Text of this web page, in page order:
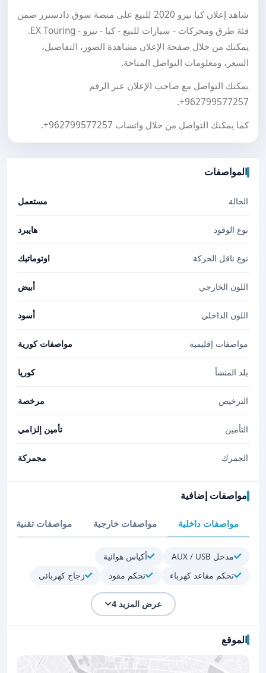
شاهد إعلان كيا نيرو 2020 للبيع على منصة سوق دادسترز ضمن
فئة طرق ومحركات - سيارات للبيع - كيا - نيرو - EX Touring.
يمكنك من خلال صفحة الإعلان مشاهدة الصور، التفاصيل،
السعر، ومعلومات التواصل المتاحة.
يمكنك التواصل مع صاحب الإعلان عبر الرقم
+962799577257
.
كما يمكنك التواصل من خلال واتساب +962799577257
.
المواصفات
الحالة مستعمل
نوع الوقود هايبرد
نوع ناقل الحركة اوتوماتيك
اللون الخارجي أبيض
اللون الداخلي أسود
مواصفات إقليمية مواصفات كورية
بلد المنشأ كوريا
الترخيص مرخصة
التأمين تأمين إلزامي
الجمرك مجمركة
مواصفات إضافية
مواصفات داخلية مواصفات خارجية مواصفات تقنية
مدخل AUX / USB
أكياس هوائية
تحكم مقاعد كهرباء
تحكم مقود زجاج كهربائي
عرض المزيد 4
الموقع